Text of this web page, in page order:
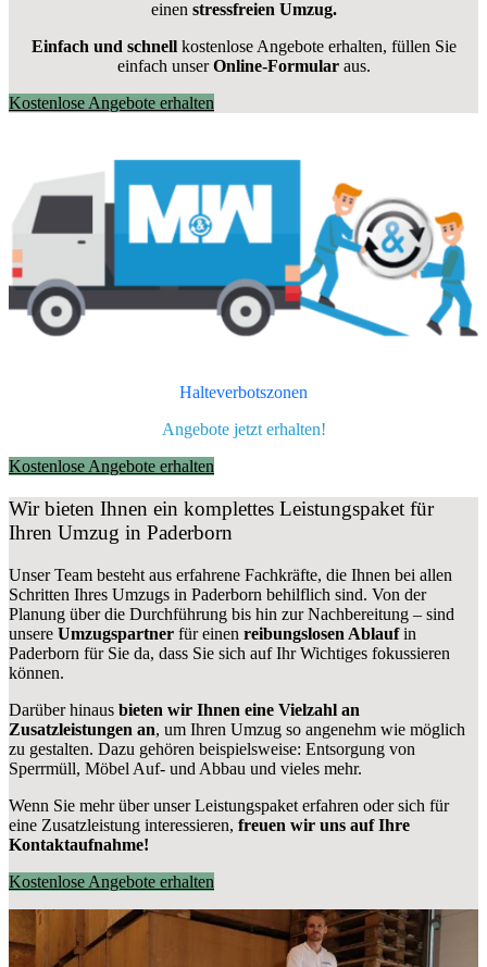
einen stressfreien Umzug.
Einfach und schnellkostenlose Angebote erhalten, füllen Sie
einfach unserOnline-Formularaus.
Kostenlose Angebote erhalten
Halteverbotszonen
Angebote jetzt erhalten!
Kostenlose Angebote erhalten
Wir bieten Ihnen ein komplettes Leistungspaket für
Ihren Umzug in Paderborn
Unser Team besteht aus erfahrene Fachkräfte, die Ihnen bei allen
Schritten Ihres Umzugs in Paderborn behilflich sind. Von der
Planung über die Durchführung bis hin zur Nachbereitung – sind
unsere Umzugspartner für einen reibungslosen Ablaufin
Paderborn für Sie da, dass Sie sich auf Ihr Wichtiges fokussieren
können.
Darüber hinaus bieten wir Ihnen eine Vielzahl an
Zusatzleistungen an, um Ihren Umzug so angenehm wie möglich
zu gestalten. Dazu gehören beispielsweise: Entsorgung von
Sperrmüll, Möbel Auf- und Abbau und vieles mehr.
Wenn Sie mehr über unser Leistungspaket erfahren oder sich für
eine Zusatzleistung interessieren, freuen wir uns auf Ihre
Kontaktaufnahme!
Kostenlose Angebote erhalten